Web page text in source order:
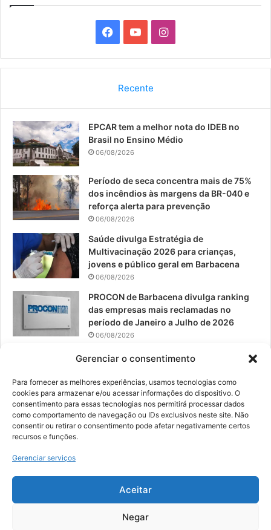
Gerenciar o consentimento
Para fornecer as melhores experiências, usamos tecnologias como
cookies para armazenar e/ou acessar informações do dispositivo. O
consentimento para essas tecnologias nos permitirá processar dados
como comportamento de navegação ou IDs exclusivos neste site. Não
consentir ou retirar o consentimento pode afetar negativamente certos
recursos e funções.
Gerenciar serviços
Aceitar
Negar
a
b
o
o
o
u
e
I
n
a
r
Recente
EPCAR tem a melhor nota do IDEB no
Brasil no Ensino Médio
06/08/2026
Período de seca concentra mais de 75%
dos incêndios às margens da BR-040 e
reforça alerta para prevenção
06/08/2026
Saúde divulga Estratégia de
Multivacinação 2026 para crianças,
jovens e público geral em Barbacena
06/08/2026
PROCON de Barbacena divulga ranking
das empresas mais reclamadas no
período de Janeiro a Julho de 2026
06/08/2026
Prefeitura convoca organizações de
Resíduos Sólidos
05/08/2026
© 2026, Todos os direitos reservados | Desenvolvido por:
Digital Business| Hospedado por:NP Publicidade
Fale Conosco
Sobre Nós
Política de Segurança e Privacidade